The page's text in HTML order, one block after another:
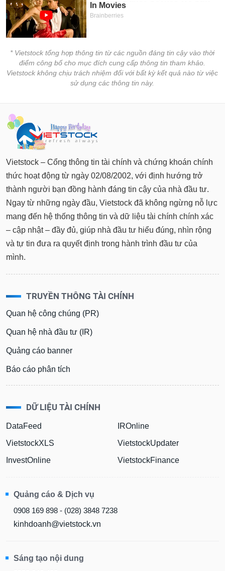
* Vietstock tổng hợp thông tin từ các nguồn đáng tin cậy vào thời
điểm công bố cho mục đích cung cấp thông tin tham khảo.
Vietstock không chịu trách nhiệm đối với bất kỳ kết quả nào từ việc
sử dụng các thông tin này.
Vietstock – Cổng thông tin tài chính và chứng khoán chính
thức hoạt động từ ngày 02/08/2002, với định hướng trở
thành người bạn đồng hành đáng tin cậy của nhà đầu tư.
Ngay từ những ngày đầu, Vietstock đã không ngừng nỗ lực
mang đến hệ thống thông tin và dữ liệu tài chính chính xác
– cập nhật – đầy đủ, giúp nhà đầu tư hiểu đúng, nhìn rộng
và tự tin đưa ra quyết định trong hành trình đầu tư của
mình.
TRUYỀN THÔNG TÀI CHÍNH
Quan hệ công chúng (PR)
Quan hệ nhà đầu tư (IR)
Quảng cáo banner
Báo cáo phân tích
DỮ LIỆU TÀI CHÍNH
DataFeed
VietstockXLS
InvestOnline
IROnline
VietstockUpdater
VietstockFinance
Quảng cáo & Dịch vụ
0908 169 898 - (028) 3848 7238
kinhdoanh@vietstock.vn
Sáng tạo nội dung
Công
đầu
Truyền
thông
chính
Dữ
liệu
tài
chính